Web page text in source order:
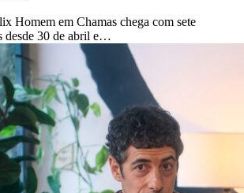
Homem em Chamas chega com sete
desde 30 de abril e…